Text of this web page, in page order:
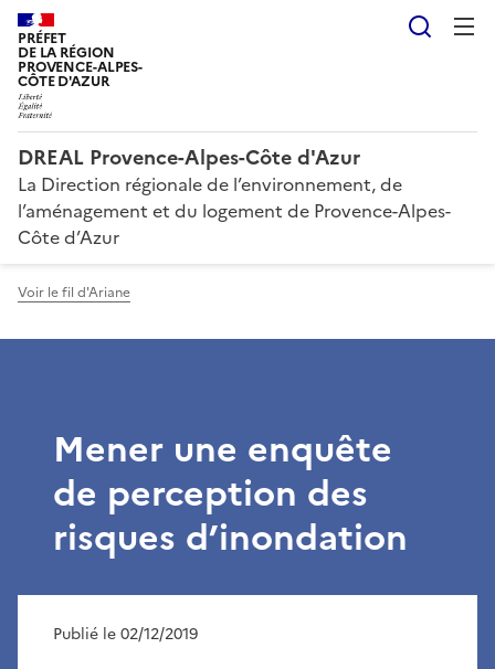
PRÉFET
DE LA RÉGION
PROVENCE-ALPES-
CÔTE D'AZUR
DREAL Provence-Alpes-Côte d'Azur
La Direction régionale de l’environnement, de
l’aménagement et du logement de Provence-Alpes-
Côte d’Azur
Voir le fil d'Ariane
Mener une enquête
de perception des
risques d’inondation
Publié le 02/12/2019